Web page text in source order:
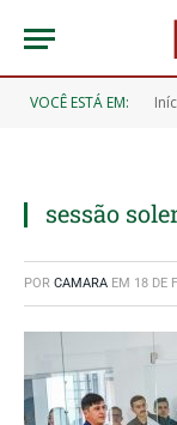
VOCÊ ESTÁ EM:
sessão
POR CAMARA EM 18 DE